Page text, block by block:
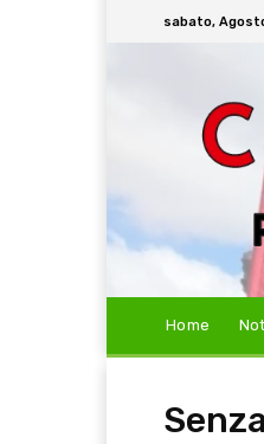
sabato,
Home